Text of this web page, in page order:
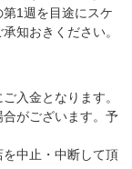
1週を目途にスケ
知おきください。
入金となります。
がございます。予
中止・中断して頂